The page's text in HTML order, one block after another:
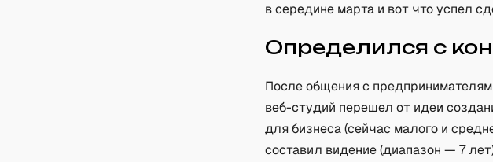
в середине марта и вот что успел
Определился с
После общения с
веб-студий перешел от идеи
для бизнеса (сейчас малого и
составил видение (диапазон — 7